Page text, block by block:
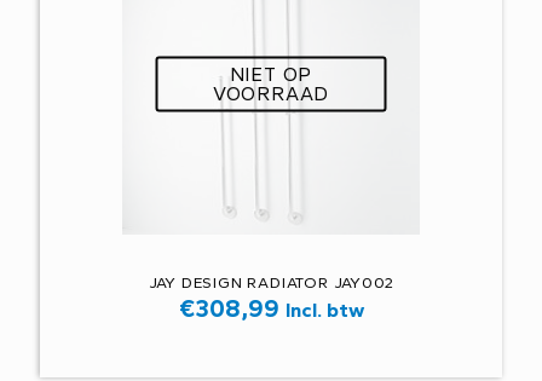
NIET OP
VOORRAAD
JAY DESIGN RADIATOR JAY002
€308,99 Incl. btw